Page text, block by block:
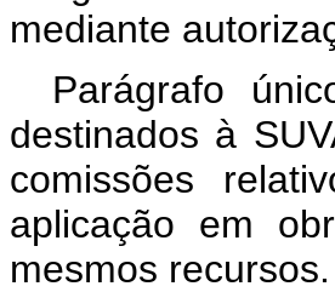
mediante
Parágrafo
destinados à
comissões
aplicação em
mesmos recursos.